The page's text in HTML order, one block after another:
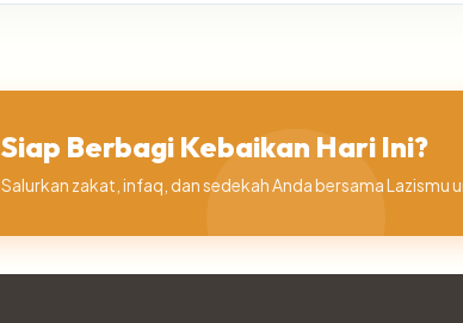
Siap Berbagi Kebaikan Hari Ini?
Salurkan zakat, infaq, dan sedekah Anda bersama